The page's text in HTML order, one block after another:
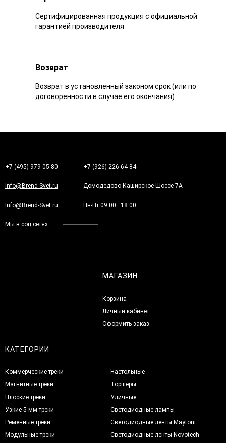
Сертифицированная продукция с официальной
гарантией производителя
Возврат
Возврат в установленный законом срок (или по
договоренности в случае его окончания)
+7 (495) 979-05-80 +7 (926) 226-64-84
Info@Brend-Svet.ru Домодедово Каширское Шоссе 7А
Info@Brend-Svet.ru Пн-Пт 09:00—18:00
Мы в соц.сетях
МАГАЗИН
Корзина
Личный кабинет
Оформить заказ
КАТЕГОРИИ
Коммерческие треки
Магнитные треки
Плоские треки
Узкие 5 мм треки
Ременные треки
Модульные треки
Настольные
Торшеры
Уличные
Светодиодные лампы
Светодиодные ленты Maytoni
Светодиодные ленты Novotech